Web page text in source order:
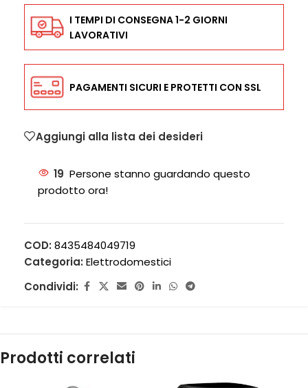
I TEMPI DI CONSEGNA 1-2 GIORNI
LAVORATIVI
PAGAMENTI SICURI E PROTETTI CON SSL
Aggiungi alla lista dei desideri
19 Persone stanno guardando questo
prodotto ora!
COD: 8435484049719
Categoria: Elettrodomestici
Condividi:
Prodotti correlati